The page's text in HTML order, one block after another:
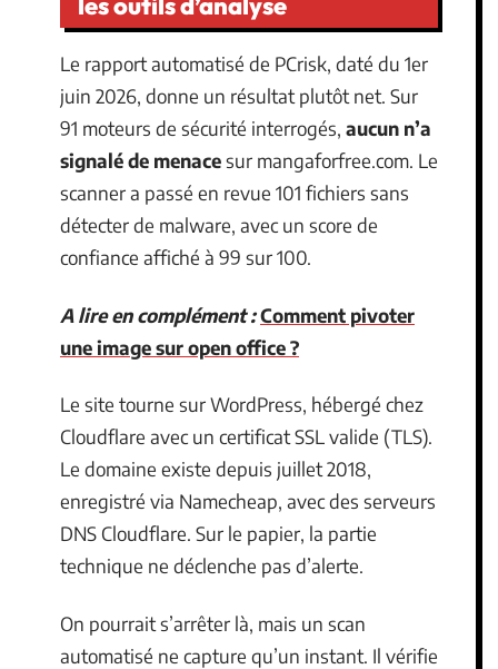
Le rapport automatisé de PCrisk, daté du 1er
juin 2026, donne un résultat plutôt net. Sur
91 moteurs de sécurité interrogés, aucun n’a
signalé de menacesur mangaforfree.com. Le
scanner a passé en revue 101 fichiers sans
détecter de malware, avec un score de
confiance affiché à 99 sur 100.
A lire en complément :Comment pivoter
une image sur open office ?
Le site tourne sur WordPress, hébergé chez
Cloudflare avec un certificat SSL valide (TLS).
Le domaine existe depuis juillet 2018,
enregistré via Namecheap, avec des serveurs
DNS Cloudflare. Sur le papier, la partie
technique ne déclenche pas d’alerte.
On pourrait s’arrêter là, mais un scan
automatisé ne capture qu’un instant. Il vérifie